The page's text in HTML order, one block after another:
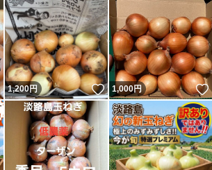
いいね！
1,200円 いいね！
1,000円